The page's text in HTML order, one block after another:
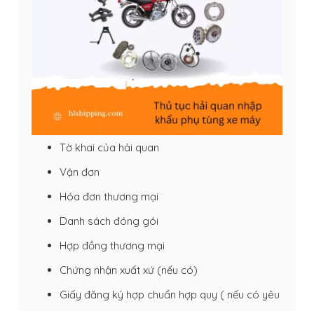
Tờ khai của hải quan
Vận đơn
Hóa đơn thương mại
Danh sách đóng gói
Hợp đồng thương mại
Chứng nhận xuất xứ (nếu có)
Giấy đăng ký hợp chuẩn hợp quy ( nếu có yêu